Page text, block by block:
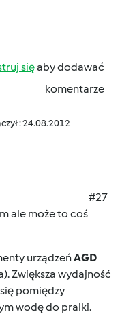
sięaby dodawać
komentarze
: 24.08.2012
#27
ale może to coś
urządzeńAGD
Zwiększa wydajność
pomiędzy
wodę do pralki.